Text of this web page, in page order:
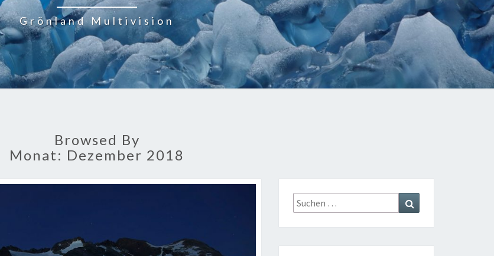
Grönland Multivision
Browsed By
Monat: Dezember 2018
Suche
nach: